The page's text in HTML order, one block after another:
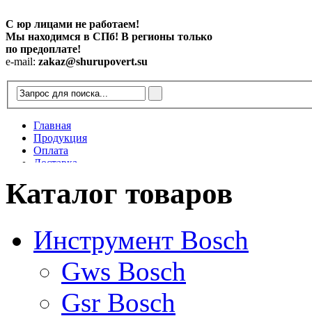
С юр лицами не работаем!
Мы находимся в СПб! В регионы только
по предоплате!
e-mail: zakaz@shurupovert.su
Главная
Продукция
Оплата
Доставка
Статьи
Каталог товаров
Инструмент Bosch
Gws Bosch
Gsr Bosch